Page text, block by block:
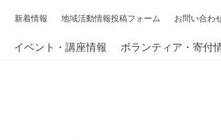
新着情報 地域活動情報投稿フォーム お問い合わ
イベント・講座情報 ボランティア・寄付